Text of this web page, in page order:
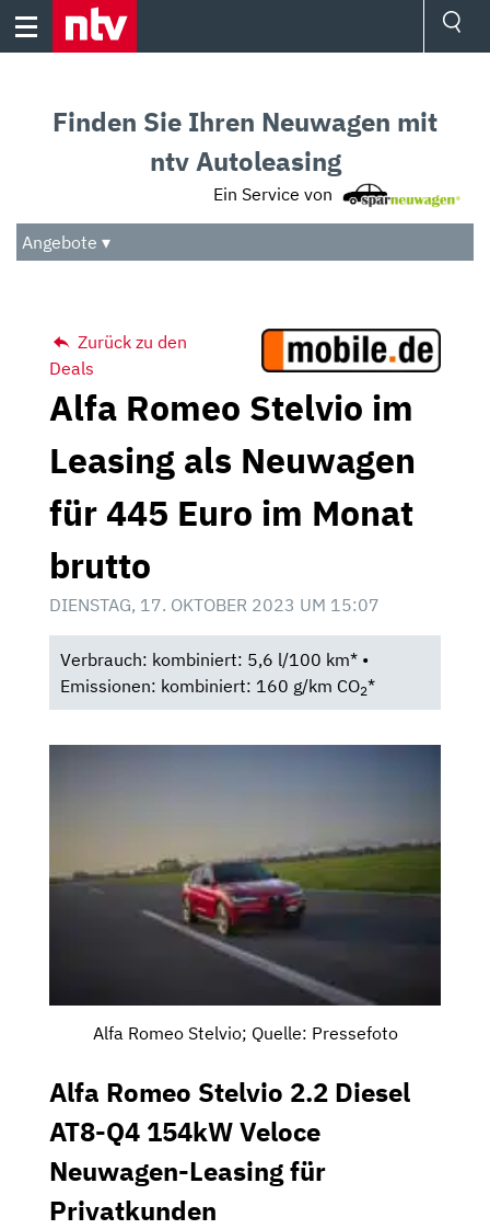
Skip
Audio
Das Beste
Finden Sie Ihren Neuwagen mit
ntv Autoleasing
Ein Service von
Angebote ▾
Zurück zu den
Deals
Alfa Romeo Stelvio im
Leasing als Neuwagen
für 445 Euro im Monat
brutto
DIENSTAG, 17. OKTOBER 2023 UM 15:07
Verbrauch: kombiniert: 5,6 l/100 km* •
Emissionen: kombiniert: 160 g/km CO2*
Alfa Romeo Stelvio; Quelle: Pressefoto
Alfa Romeo Stelvio 2.2 Diesel
AT8-Q4 154kW Veloce
Neuwagen-Leasing für
Privatkunden